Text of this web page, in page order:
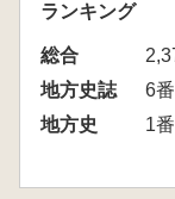
ランキング
総合
地方史誌
6
地方史
1